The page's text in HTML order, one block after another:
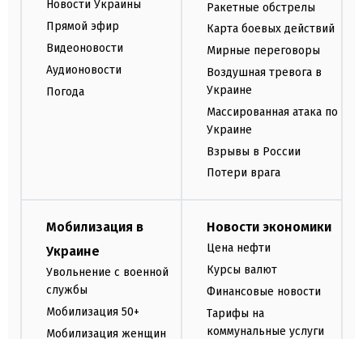
Новости Украины
Прямой эфир
Видеоновости
Аудионовости
Погода
Ракетные обстрелы
Карта боевых действий
Мирные переговоры
Воздушная тревога в
Украине
Массированная атака по
Украине
Взрывы в России
Потери врага
Мобилизация в
Украине
Увольнение с военной
службы
Мобилизация 50+
Мобилизация женщин
Новости экономики
Цена нефти
Курсы валют
Финансовые новости
Тарифы на
коммунальные услуги